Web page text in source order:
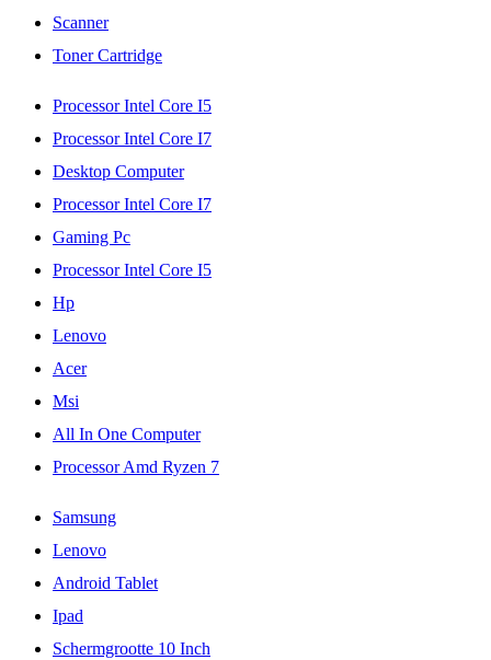
Scanner
Toner Cartridge
Processor Intel Core I5
Processor Intel Core I7
Desktop Computer
Processor Intel Core I7
Gaming Pc
Processor Intel Core I5
Hp
Lenovo
Acer
Msi
All In One Computer
Processor Amd Ryzen 7
Samsung
Lenovo
Android Tablet
Ipad
Schermgrootte 10 Inch